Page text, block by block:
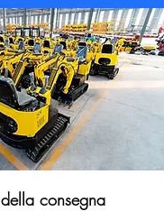
consegna